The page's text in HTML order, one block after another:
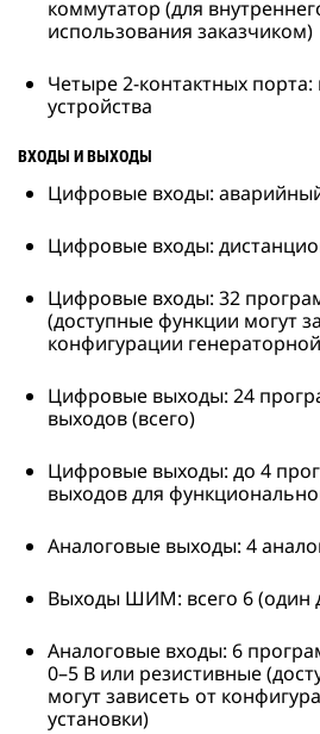
коммутатор (для
использования заказчиком)
Четыре 2-контактных порта:
устройства
ВХОДЫ И ВЫХОДЫ
Цифровые входы:
Цифровые входы:
Цифровые входы: 32
(доступные функции могут
конфигурации
Цифровые выходы: 24
выходов (всего)
Цифровые выходы: до 4
выходов для
Аналоговые выходы: 4
Выходы ШИМ: всего 6 (один
Аналоговые входы: 6
0–5 В или резистивные
могут зависеть от
установки)